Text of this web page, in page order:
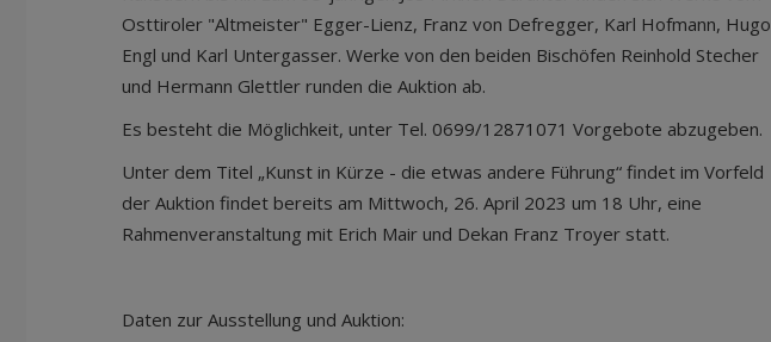
Osttiroler "Altmeister" Egger-Lienz, Franz von Defregger, Karl Hofmann, Hugo
Engl und Karl Untergasser. Werke von den beiden Bischöfen Reinhold Stecher
und Hermann Glettler runden die Auktion ab.
Es besteht die Möglichkeit, unter Tel. 0699/12871071 Vorgebote abzugeben.
Unter dem Titel „Kunst in Kürze - die etwas andere Führung“ findet im Vorfeld
der Auktion findet bereits am Mittwoch, 26. April 2023 um 18 Uhr, eine
Rahmenveranstaltung mit Erich Mair und Dekan Franz Troyer statt.
Daten zur Ausstellung und Auktion: